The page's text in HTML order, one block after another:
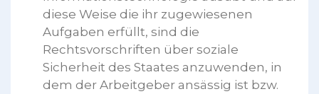
diese Weise die ihr zugewiesenen
Aufgaben erfüllt, sind die
Rechtsvorschriften über soziale
Sicherheit des Staates anzuwenden, in
dem der Arbeitgeber ansässig ist bzw.